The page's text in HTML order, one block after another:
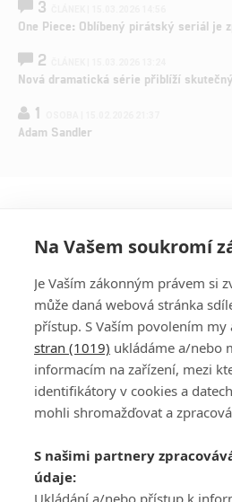
3
One Piece: Oblíbený pirátský seriál je
2
Nová dramatická série přiblíží
1
Adam Sandler
DISKUZE
Šéfredaktorkou webu jePetr Slavík,
Máte-li zájem o inzerci na našem
Na Vašem soukromí
Je Vaším zákonným právem si
může daná webová stránka
přístup. S Vaším povolením my
stran (1019) ukládáme a/nebo
informacím na zařízení, mezi
identifikátory v cookies a
mohli shromažďovat a
S našimi partnery
údaje:
Ukládání a/nebo přístup k